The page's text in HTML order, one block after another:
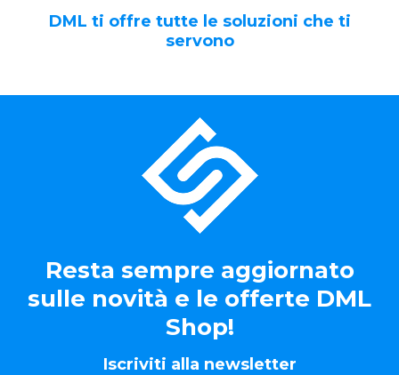
DML ti offre tutte le soluzioni che ti
servono
Resta sempre aggiornato
sulle novità e le offerte DML
Shop!
Iscriviti alla newsletter